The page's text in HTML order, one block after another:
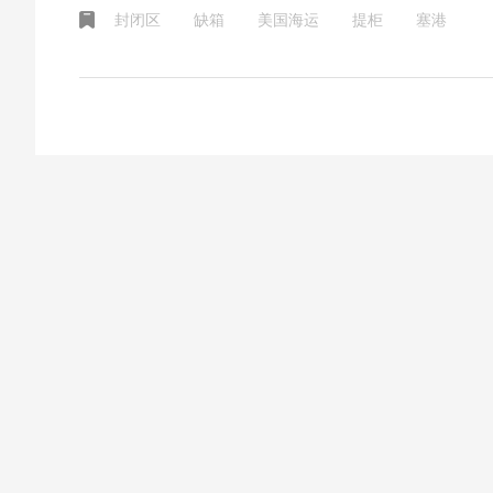
会往好的
封闭区 缺箱 美国海运 提柜 塞港